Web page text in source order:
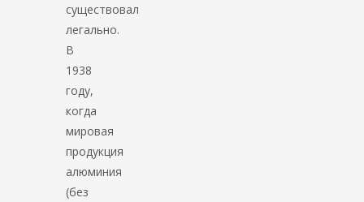
существовал
легально.
В
1938
году,
когда
мировая
продукция
алюминия
(без